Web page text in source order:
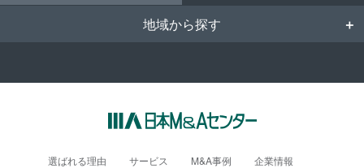
地域から探す
選ばれる理由 サービス M&A事例 企業情報